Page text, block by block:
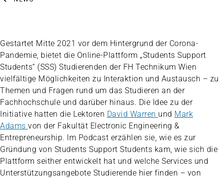
Gestartet Mitte 2021 vor dem Hintergrund der Corona-
Pandemie, bietet die Online-Plattform „Students Support
Students“ (SSS) Studierenden der FH Technikum Wien
vielfältige Möglichkeiten zu Interaktion und Austausch – zu
Themen und Fragen rund um das Studieren an der
Fachhochschule und darüber hinaus. Die Idee zu der
Initiative hatten die Lektoren David Warren und Mark
Adams von der Fakultät Electronic Engineering &
Entrepreneurship. Im Podcast erzählen sie, wie es zur
Gründung von Students Support Students kam, wie sich die
Plattform seither entwickelt hat und welche Services und
Unterstützungsangebote Studierende hier finden – von